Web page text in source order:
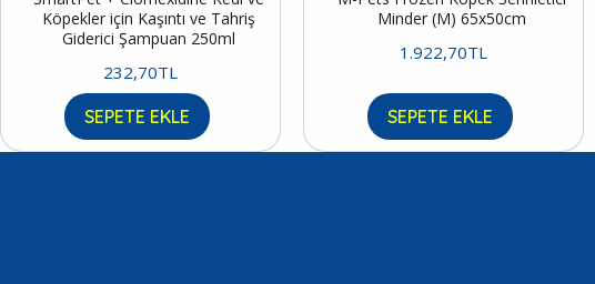
Köpekler için Kaşıntı ve Tahriş
Giderici Şampuan 250ml
232,70TL
SEPETE EKLE
Minder (M) 65x50cm
1.922,70TL
SEPETE EKLE